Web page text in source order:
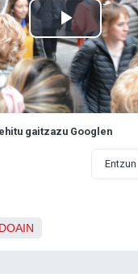
gaitzazu Googlen
Entzun